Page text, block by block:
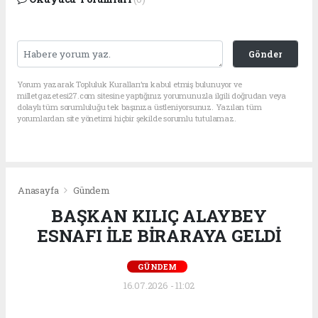
Gönder
Yorum yazarak Topluluk Kuralları’nı kabul etmiş bulunuyor ve
milletgazetesi27.com sitesine yaptığınız yorumunuzla ilgili doğrudan veya
dolaylı tüm sorumluluğu tek başınıza üstleniyorsunuz. Yazılan tüm
yorumlardan site yönetimi hiçbir şekilde sorumlu tutulamaz.
Anasayfa Gündem
BAŞKAN KILIÇ ALAYBEY
ESNAFI İLE BİRARAYA GELDİ
GÜNDEM
16.07.2026 - 11:02